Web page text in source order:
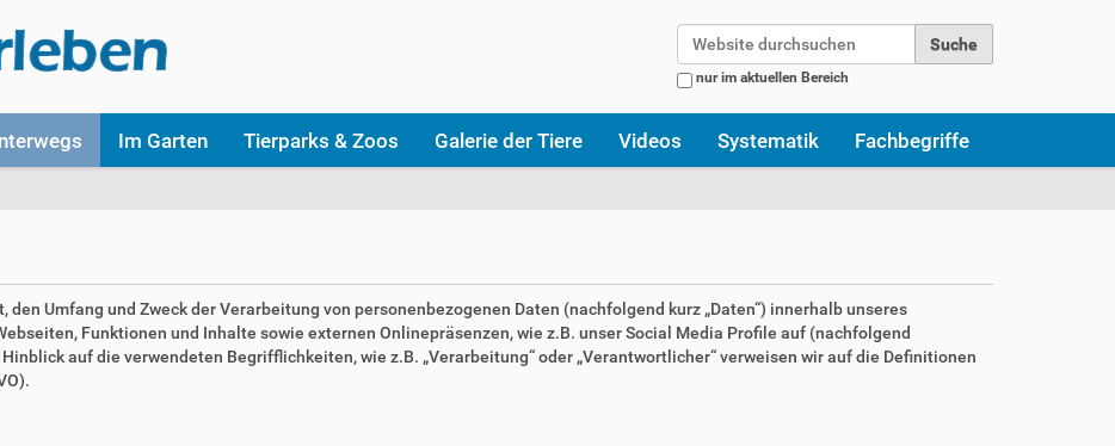
nur im aktuellen Bereich
Im Garten Tierparks & Zoos Galerie der Tiere Videos Systematik Fachbegriffe
Umfang und Zweck der Verarbeitung von personenbezogenen Daten (nachfolgend kurz „Daten“) innerhalb unseres
Funktionen und Inhalte sowie externen Onlinepräsenzen, wie z.B. unser Social Media Profile auf (nachfolgend
auf die verwendeten Begrifflichkeiten, wie z.B. „Verarbeitung“ oder „Verantwortlicher“ verweisen wir auf die Definitionen